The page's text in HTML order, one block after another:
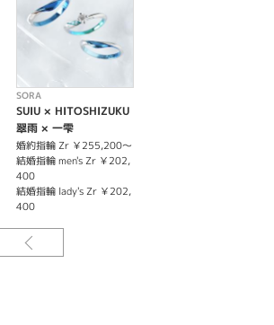
結婚指輪
□ プラチナ men's￥211,200 lady's￥211,200
□ ゴールド men's￥211,200 lady's￥211,200
□ ジルコニウム men's￥170,500 lady's￥170,500
□ チタン men's￥170,500 lady's￥170,500
□ タンタル men's￥194,700 lady's￥194,700
カラー発色代
□単色カラー ￥19,800
□グラデーションカラー ￥26,400
※価格は税込みになります。
※価格にセンターダイヤモンドの価格は含まれません
センターダイヤモンドは10万円～となります。
SORA
SUIU × HITOSHIZUKU
翠雨 × 一雫
婚約指輪 Zr ￥255,200～
結婚指輪 men's Zr ￥202,
400
結婚指輪 lady's Zr ￥202,
400